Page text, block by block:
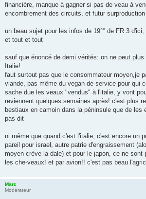
financière, manque à gagner si pas de veau à
encombrement des circuits, et futur surproduction
un beau sujet pour les infos de 19°° de FR 3
et tout et tout
sauf que énoncé de demi vérités: on ne peut
Italie!
faut surtout pas que le consommateur moyen,je
viande, pas même du vegan de service pour qui
sache due les veaux "vendus" à l'italie, y vont
reviennent quelques semaines après! c'est plus
bestiaux en camoin dans la péninsule que de les
pas dit
ni même que quand c'est l'italie, c'est encore un
pareil pour israel, autre patrie d'engraissement
moyen crève la dale) et pour le japon, ce ne
les che-veaux! et par avion!! c'est pas beau
Marc
Modérateur